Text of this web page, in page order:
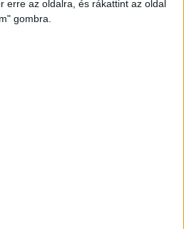
erre az oldalra, és rákattint az oldal
gombra.
szerkesztőség| 2020.05.06. |